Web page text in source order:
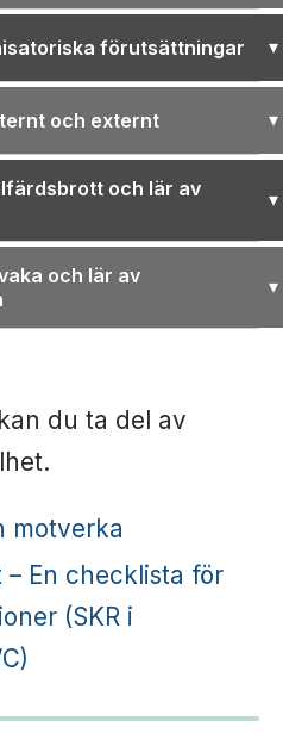
förutsättningar ▾
och externt ▾
och lär av
▾
och lär av
▾
du ta del av
motverka
En checklista för
(SKR i